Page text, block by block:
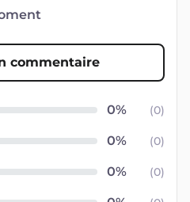
commentaire
(0)
(0)
(0)